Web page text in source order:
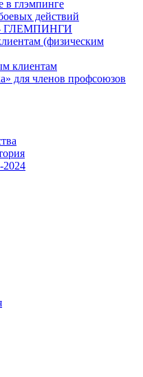
в глэмпинге
действий
- ГЛЕМПИНГИ
(физическим
клиентам
для членов профсоюзов
2024